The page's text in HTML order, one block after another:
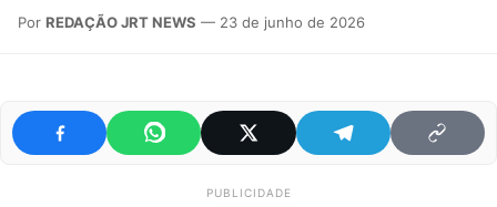
Por REDAÇÃO JRT NEWS — 23 de junho de 2026
PUBLICIDADE